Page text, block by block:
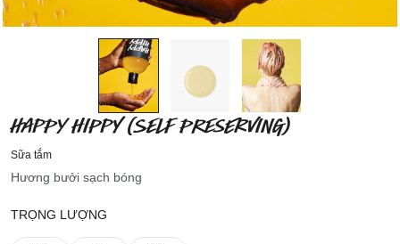
HAPPY HIPPY (SELF PRESERVING)
Sữa tắm
Hương bưởi sạch bóng
TRỌNG LƯỢNG